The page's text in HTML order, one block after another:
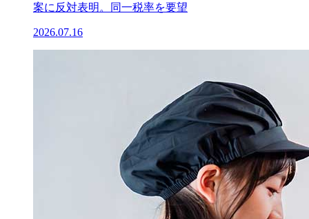
案に反対表明。同一税率を要望
2026.07.16